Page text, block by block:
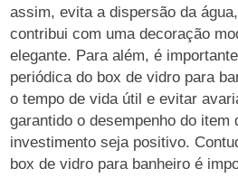
assim, evita a dispersão da
contribui com uma decoração
elegante. Para além, é
periódica do box de vidro para
o tempo de vida útil e evitar
garantido o desempenho do item
investimento seja positivo.
box de vidro para banheiro é